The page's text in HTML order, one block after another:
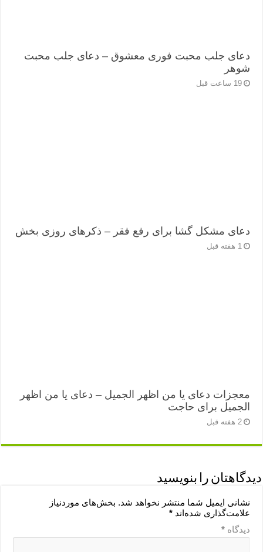
دعای جلب محبت فوری معشوق – دعای جلب محبت
شوهر
19 ساعت قبل
دعای مشکل گشا برای رفع فقر – ذکرهای روزی‌ بخش
1 هفته قبل
معجزات دعای یا من اظهر الجمیل – دعای یا من اظهر
الجمیل برای حاجت
2 هفته قبل
دیدگاهتان را بنویسید
نشانی ایمیل شما منتشر نخواهد شد. بخش‌های موردنیاز
علامت‌گذاری شده‌اند*
دیدگاه*